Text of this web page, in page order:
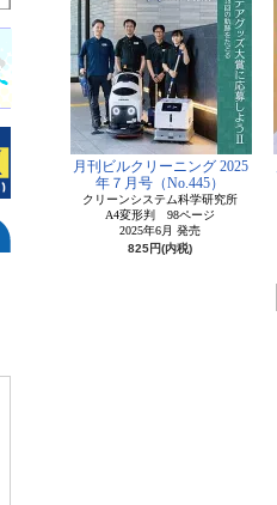
月刊ビルクリーニング 2025
年７月号（No.445）
クリーンシステム科学研究所
A4変形判 98ページ
2025年6月 発売
825円(内税)